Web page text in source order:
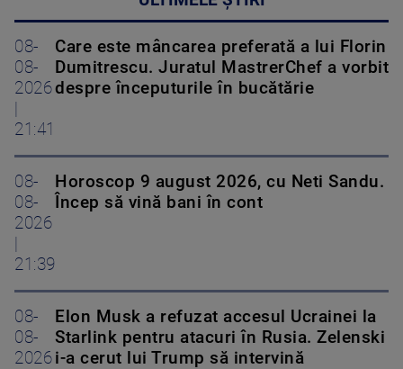
08-
08-
2026
21:41
Care este mâncarea preferată a lui Florin
Dumitrescu. Juratul MastrerChef a vorbit
despre începuturile în bucătărie
08-
08-
2026
21:39
Horoscop 9 august 2026, cu Neti Sandu.
Încep să vină bani în cont
08-
08-
2026
Elon Musk a refuzat accesul Ucrainei la
Starlink pentru atacuri în Rusia. Zelenski
i-a cerut lui Trump să intervină